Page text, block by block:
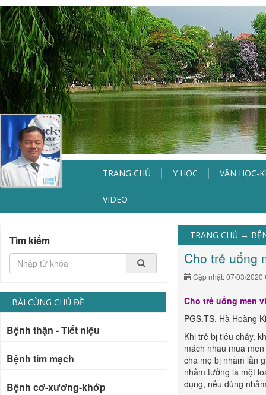
TRANG CHỦ Y HỌC VĂN HỌC-
VIDEO
TRANG CHỦ →
Cho trẻ uống
Cập nhật: 07/03/2020
Cho trẻ uống men
PGS.TS. Hà Hoàng
Khi trẻ bị tiêu chảy,
mách nhau mua
cha mẹ bị nhầm lẫn
nhầm tưởng là một
dụng, nếu dùng
Tìm kiếm
BÀI CÙNG CHỦ ĐỀ
Bệnh thận - Tiết niệu
Bệnh tim mạch
Bệnh cơ-xương-khớp